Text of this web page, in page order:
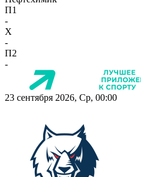
П1
-
X
-
П2
-
23 сентября 2026, Ср, 00:00